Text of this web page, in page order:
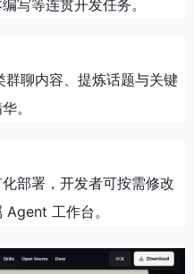
写等连贯开发任务。
聊内容、提炼话题与关键
。
部署，开发者可按需修改
工作台。